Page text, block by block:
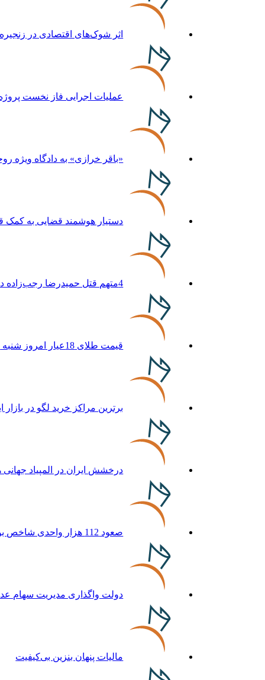
اثر شوک‌های اقتصادی در زنجیره مرغ تا 22 ماه
عملیات اجرایی فاز نخست
«باقر خرازی» به دادگاه ویژه
دستیار هوشمند قضایی به کمک
4متهم قتل حمیدرضا رجب‌زاده دستگیر شدند
قیمت طلای 18عیار امروز شنبه 17مرداد/ افزایش قیمت + جدول و جزئیات
برترین مراکز خرید لگو در بازار
درخشش ایران در المپیاد
صعود 112 هزار واحدی شاخص بورس در معاملات امروز
دولت واگذاری مدیریت سهام
مالیات پنهان بنزین بی‌کیفیت